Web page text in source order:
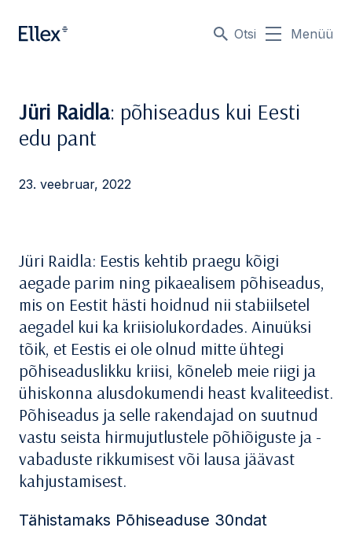
Otsi Menüü
Jüri Raidla: põhiseadus kui Eesti
edu pant
23. veebruar, 2022
Jüri Raidla: Eestis kehtib praegu kõigi
aegade parim ning pikaealisem põhiseadus,
mis on Eestit hästi hoidnud nii stabiilsetel
aegadel kui ka kriisiolukordades. Ainuüksi
tõik, et Eestis ei ole olnud mitte ühtegi
põhiseaduslikku kriisi, kõneleb meie riigi ja
ühiskonna alusdokumendi heast kvaliteedist.
Põhiseadus ja selle rakendajad on suutnud
vastu seista hirmujutlustele põhiõiguste ja -
vabaduste rikkumisest või lausa jäävast
kahjustamisest.
Tähistamaks Põhiseaduse 30ndat